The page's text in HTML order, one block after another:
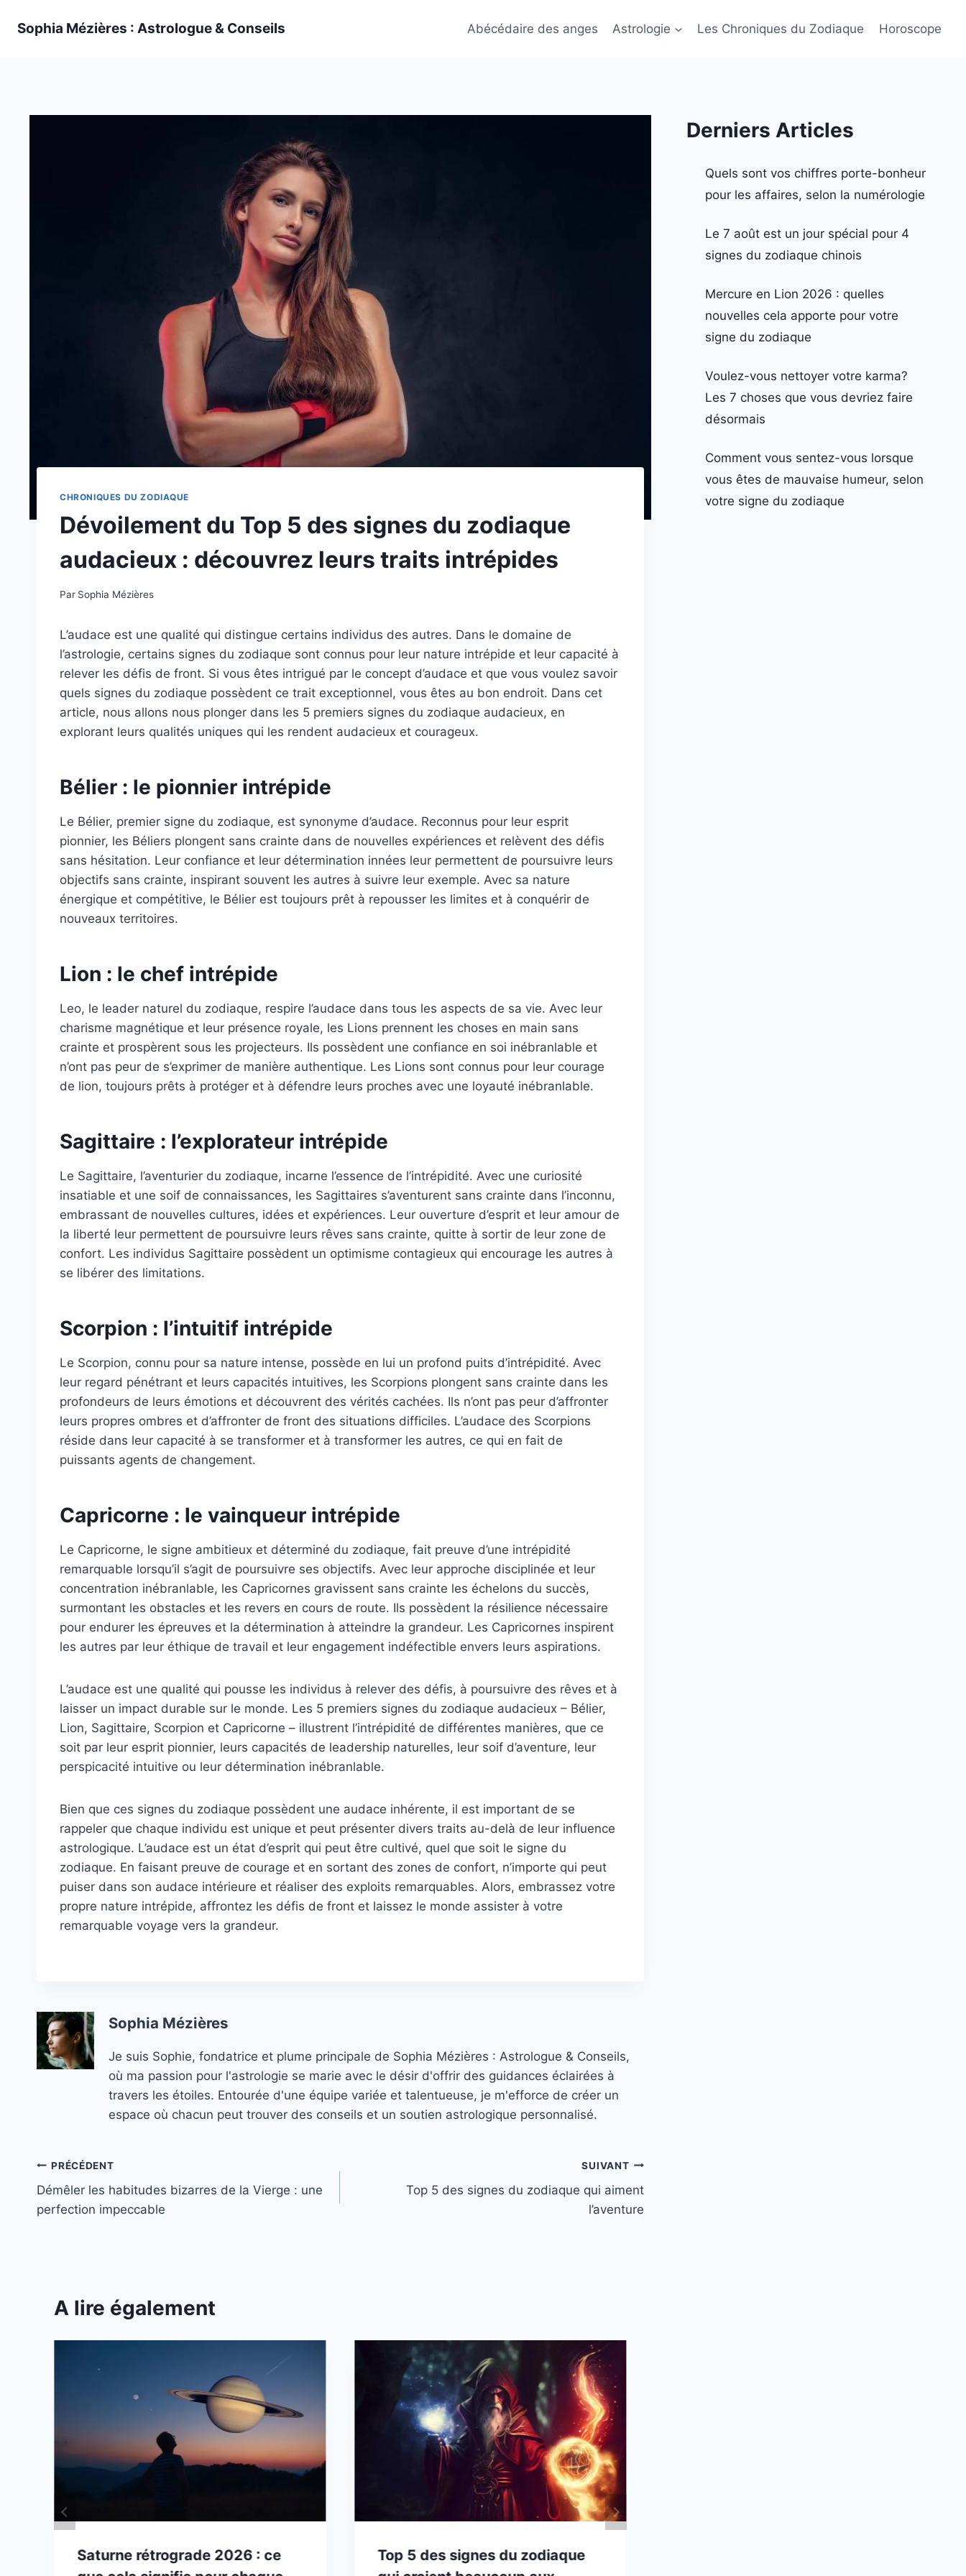
Sophia Mézières : Astrologue & Conseils Abécédaire des anges Astrologie Les Chroniques du Zodiaque Horoscope
CHRONIQUES DU ZODIAQUE
Dévoilement du Top 5 des signes du zodiaque
audacieux : découvrez leurs traits intrépides
Par Sophia Mézières
L’audace est une qualité qui distingue certains individus des autres. Dans le domaine de
l’astrologie, certains signes du zodiaque sont connus pour leur nature intrépide et leur capacité à
relever les défis de front. Si vous êtes intrigué par le concept d’audace et que vous voulez savoir
quels signes du zodiaque possèdent ce trait exceptionnel, vous êtes au bon endroit. Dans cet
article, nous allons nous plonger dans les 5 premiers signes du zodiaque audacieux, en
explorant leurs qualités uniques qui les rendent audacieux et courageux.
Bélier : le pionnier intrépide
Le Bélier, premier signe du zodiaque, est synonyme d’audace. Reconnus pour leur esprit
pionnier, les Béliers plongent sans crainte dans de nouvelles expériences et relèvent des défis
sans hésitation. Leur confiance et leur détermination innées leur permettent de poursuivre leurs
objectifs sans crainte, inspirant souvent les autres à suivre leur exemple. Avec sa nature
énergique et compétitive, le Bélier est toujours prêt à repousser les limites et à conquérir de
nouveaux territoires.
Lion : le chef intrépide
Leo, le leader naturel du zodiaque, respire l’audace dans tous les aspects de sa vie. Avec leur
charisme magnétique et leur présence royale, les Lions prennent les choses en main sans
crainte et prospèrent sous les projecteurs. Ils possèdent une confiance en soi inébranlable et
n’ont pas peur de s’exprimer de manière authentique. Les Lions sont connus pour leur courage
de lion, toujours prêts à protéger et à défendre leurs proches avec une loyauté inébranlable.
Sagittaire : l’explorateur intrépide
Le Sagittaire, l’aventurier du zodiaque, incarne l’essence de l’intrépidité. Avec une curiosité
insatiable et une soif de connaissances, les Sagittaires s’aventurent sans crainte dans l’inconnu,
embrassant de nouvelles cultures, idées et expériences. Leur ouverture d’esprit et leur amour de
la liberté leur permettent de poursuivre leurs rêves sans crainte, quitte à sortir de leur zone de
confort. Les individus Sagittaire possèdent un optimisme contagieux qui encourage les autres à
se libérer des limitations.
Scorpion : l’intuitif intrépide
Le Scorpion, connu pour sa nature intense, possède en lui un profond puits d’intrépidité. Avec
leur regard pénétrant et leurs capacités intuitives, les Scorpions plongent sans crainte dans les
profondeurs de leurs émotions et découvrent des vérités cachées. Ils n’ont pas peur d’affronter
leurs propres ombres et d’affronter de front des situations difficiles. L’audace des Scorpions
réside dans leur capacité à se transformer et à transformer les autres, ce qui en fait de
puissants agents de changement.
Capricorne : le vainqueur intrépide
Le Capricorne, le signe ambitieux et déterminé du zodiaque, fait preuve d’une intrépidité
remarquable lorsqu’il s’agit de poursuivre ses objectifs. Avec leur approche disciplinée et leur
concentration inébranlable, les Capricornes gravissent sans crainte les échelons du succès,
surmontant les obstacles et les revers en cours de route. Ils possèdent la résilience nécessaire
pour endurer les épreuves et la détermination à atteindre la grandeur. Les Capricornes inspirent
les autres par leur éthique de travail et leur engagement indéfectible envers leurs aspirations.
L’audace est une qualité qui pousse les individus à relever des défis, à poursuivre des rêves et à
laisser un impact durable sur le monde. Les 5 premiers signes du zodiaque audacieux – Bélier,
Lion, Sagittaire, Scorpion et Capricorne – illustrent l’intrépidité de différentes manières, que ce
soit par leur esprit pionnier, leurs capacités de leadership naturelles, leur soif d’aventure, leur
perspicacité intuitive ou leur détermination inébranlable.
Bien que ces signes du zodiaque possèdent une audace inhérente, il est important de se
rappeler que chaque individu est unique et peut présenter divers traits au-delà de leur influence
astrologique. L’audace est un état d’esprit qui peut être cultivé, quel que soit le signe du
zodiaque. En faisant preuve de courage et en sortant des zones de confort, n’importe qui peut
puiser dans son audace intérieure et réaliser des exploits remarquables. Alors, embrassez votre
propre nature intrépide, affrontez les défis de front et laissez le monde assister à votre
remarquable voyage vers la grandeur.
Sophia Mézières
Je suis Sophie, fondatrice et plume principale de Sophia Mézières : Astrologue & Conseils,
où ma passion pour l'astrologie se marie avec le désir d'offrir des guidances éclairées à
travers les étoiles. Entourée d'une équipe variée et talentueuse, je m'efforce de créer un
espace où chacun peut trouver des conseils et un soutien astrologique personnalisé.
Navigation
de
PRÉCÉDENT
Démêler les habitudes bizarres de la Vierge : une
perfection impeccable
SUIVANT
Top 5 des signes du zodiaque qui aiment
l’aventure
A lire également
Saturne rétrograde 2026 : ce
Top 5 des signes du zodiaque
Derniers Articles
Quels sont vos chiffres porte-bonheur
pour les affaires, selon la numérologie
Le 7 août est un jour spécial pour 4
signes du zodiaque chinois
Mercure en Lion 2026 : quelles
nouvelles cela apporte pour votre
signe du zodiaque
Voulez-vous nettoyer votre karma?
Les 7 choses que vous devriez faire
désormais
Comment vous sentez-vous lorsque
vous êtes de mauvaise humeur, selon
votre signe du zodiaque